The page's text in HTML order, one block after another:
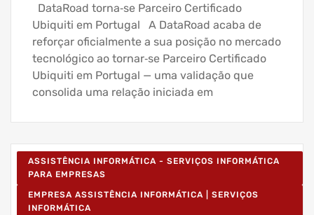
DataRoad torna‑se Parceiro Certificado
Ubiquiti em Portugal A DataRoad acaba de
reforçar oficialmente a sua posição no mercado
tecnológico ao tornar‑se Parceiro Certificado
Ubiquiti em Portugal — uma validação que
consolida uma relação iniciada em
ASSISTÊNCIA INFORMÁTICA - SERVIÇOS INFORMÁTICA
PARA EMPRESAS
EMPRESA ASSISTÊNCIA INFORMÁTICA | SERVIÇOS
INFORMÁTICA